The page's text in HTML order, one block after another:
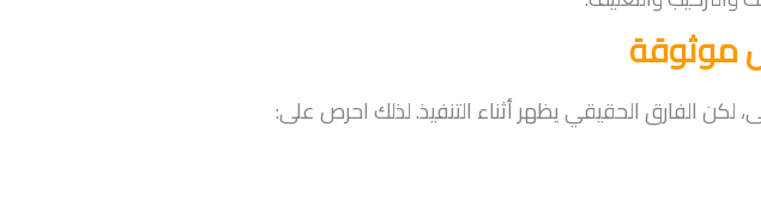
موثوقة
لكن الفارق الحقيقي يظهر أثناء التنفيذ. لذلك احرص على: